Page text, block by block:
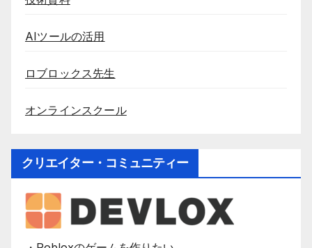
AIツールの活用
ロブロックス先生
オンラインスクール
クリエイター・コミュニティー